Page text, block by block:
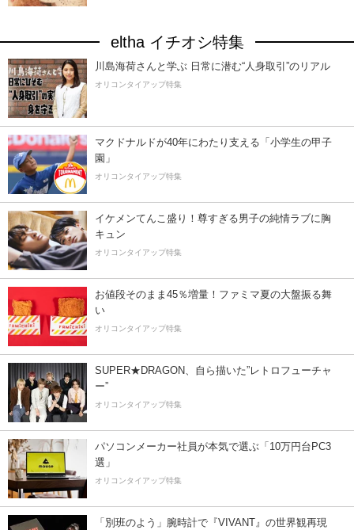
eltha イチオシ特集
川島海荷さんと学ぶ 日常に潜む“人身取引”のリアル
オリコンタイアップ特集
マクドナルドが40年にわたり支える「小学生の甲子
園」
オリコンタイアップ特集
イケメンてんこ盛り！尊すぎる男子の純情ラブに胸
キュン
オリコンタイアップ特集
お値段そのまま45％増量！ファミマ夏の大盤振る舞
い
オリコンタイアップ特集
SUPER★DRAGON、自ら描いた”レトロフューチャ
ー”
オリコンタイアップ特集
パソコンメーカー社員が本気で選ぶ「10万円台PC3
選」
オリコンタイアップ特集
「別班のよう」腕時計で『VIVANT』の世界観再現